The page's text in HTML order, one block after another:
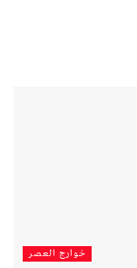
خوارج العصر